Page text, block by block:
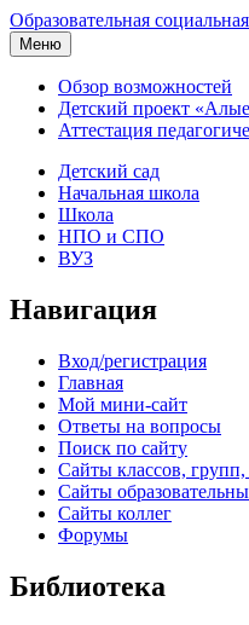
Образовательная
Меню
Обзор возможностей
Детский проект
Аттестация
Детский сад
Начальная школа
Школа
НПО и СПО
ВУЗ
Навигация
Вход/регистрация
Главная
Мой мини-сайт
Ответы на вопросы
Поиск по сайту
Сайты классов,
Сайты
Сайты коллег
Форумы
Библиотека